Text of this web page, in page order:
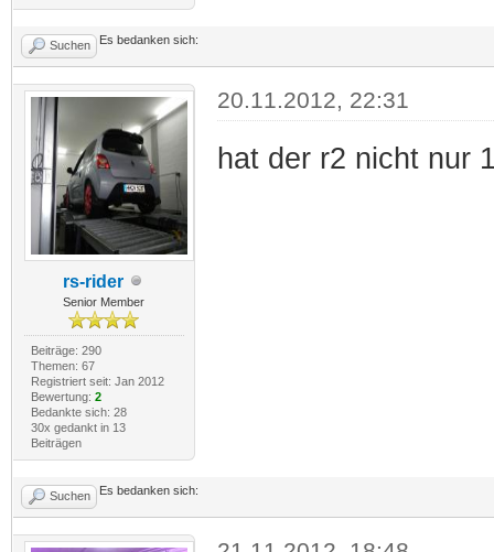
Suchen Es bedanken sich:
rs-rider
Senior Member
Beiträge: 290
Themen: 67
Registriert seit: Jan 2012
Bewertung: 2
Bedankte sich: 28
30x gedankt in 13
Beiträgen
20.11.2012, 22:31
hat der r2 nicht nur
Suchen Es bedanken sich: